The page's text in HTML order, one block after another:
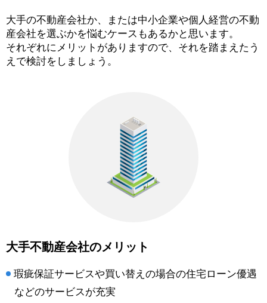
大手の不動産会社か、または中小企業や個人経営の不動
産会社を選ぶかを悩むケースもあるかと思います。
それぞれにメリットがありますので、それを踏まえたう
えで検討をしましょう。
大手不動産会社のメリット
瑕疵保証サービスや買い替えの場合の住宅ローン優遇
などのサービスが充実